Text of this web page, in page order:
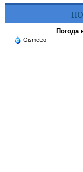
Погода
Gismeteo